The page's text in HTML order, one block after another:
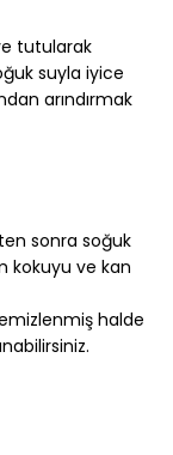
tutularak
suyla iyice
arındırmak
sonra soğuk
kokuyu ve kan
halde